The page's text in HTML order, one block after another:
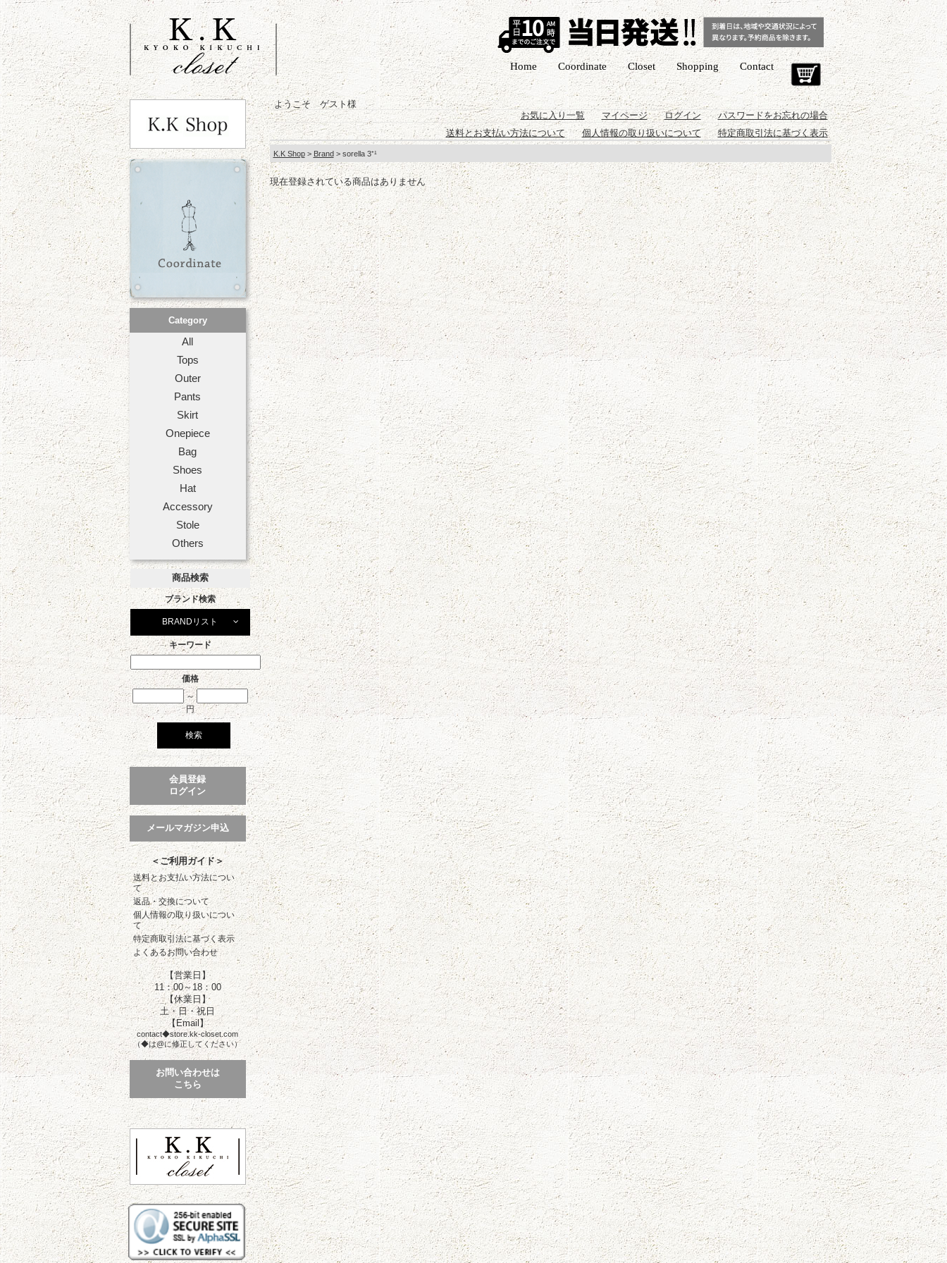
Cart
Contact
Shopping
Closet
Coordinate
Home
Category
All
Tops
Outer
Pants
Skirt
Onepiece
Bag
Shoes
Hat
Accessory
Stole
Others
商品検索
ブランド検索
BRANDリスト
キーワード
価格
～
円
会員登録
ログイン
メールマガジン申込
＜ご利用ガイド＞
送料とお支払い方法につい
て
返品・交換について
個人情報の取り扱いについ
て
特定商取引法に基づく表示
よくあるお問い合わせ
【営業日】
11：00～18：00
【休業日】
土・日・祝日
【Email】
contact◆store.kk-closet.com
（◆は@に修正してください）
お問い合わせは
こちら
ようこそ ゲスト様
お気に入り一覧
マイページ ログイン
パスワードをお忘れの場合
送料とお支払い方法について
個人情報の取り扱いについて 特定商取引法に基づく表示
K.K Shop> Brand> sorella 3⁺¹
現在登録されている商品はありません